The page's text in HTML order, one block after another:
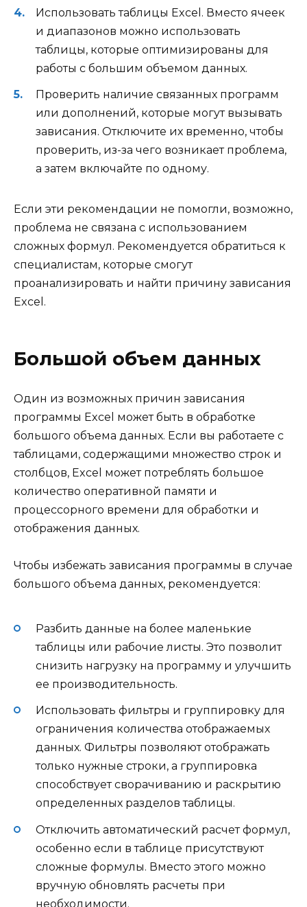
Использовать таблицы Excel. Вместо ячеек
и диапазонов можно использовать
таблицы, которые оптимизированы для
работы с большим объемом данных.
Проверить наличие связанных программ
или дополнений, которые могут вызывать
зависания. Отключите их временно, чтобы
проверить, из-за чего возникает проблема,
а затем включайте по одному.
Если эти рекомендации не помогли, возможно,
проблема не связана с использованием
сложных формул. Рекомендуется обратиться к
специалистам, которые смогут
проанализировать и найти причину зависания
Excel.
Большой объем данных
Один из возможных причин зависания
программы Excel может быть в обработке
большого объема данных. Если вы работаете с
таблицами, содержащими множество строк и
столбцов, Excel может потреблять большое
количество оперативной памяти и
процессорного времени для обработки и
отображения данных.
Чтобы избежать зависания программы в случае
большого объема данных, рекомендуется:
Разбить данные на более маленькие
таблицы или рабочие листы. Это позволит
снизить нагрузку на программу и улучшить
ее производительность.
Использовать фильтры и группировку для
ограничения количества отображаемых
данных. Фильтры позволяют отображать
только нужные строки, а группировка
способствует сворачиванию и раскрытию
определенных разделов таблицы.
Отключить автоматический расчет формул,
особенно если в таблице присутствуют
сложные формулы. Вместо этого можно
вручную обновлять расчеты при
необходимости.